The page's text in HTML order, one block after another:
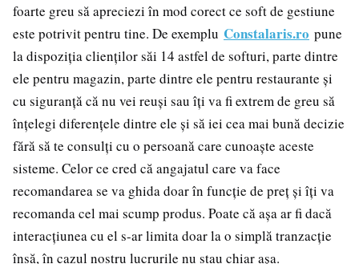
foarte greu să apreciezi în mod corect ce soft de gestiune
este potrivit pentru tine. De exemplu Constalaris.ro pune
la dispoziția clienților săi 14 astfel de softuri, parte dintre
ele pentru magazin, parte dintre ele pentru restaurante și
cu siguranță că nu vei reuși sau îți va fi extrem de greu să
înțelegi diferențele dintre ele și să iei cea mai bună decizie
fără să te consulți cu o persoană care cunoaște aceste
sisteme. Celor ce cred că angajatul care va face
recomandarea se va ghida doar în funcție de preț și îți va
recomanda cel mai scump produs. Poate că așa ar fi dacă
interacțiunea cu el s-ar limita doar la o simplă tranzacție
însă, în cazul nostru lucrurile nu stau chiar așa.